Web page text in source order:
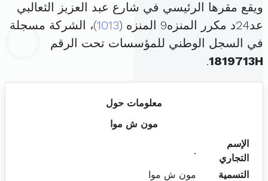
ويقع مقرها الرئيسي في شارع عبد العزيز الثعالبي
عد24د مكرر المنزه9 المنزه (
1013)، الشركة مسجلة
في السجل الوطني للمؤسسات تحت الرقم
1819713H
.
معلومات حول
مون ش موا
الإسم
التجاري
.
التسمية
مون ش موا